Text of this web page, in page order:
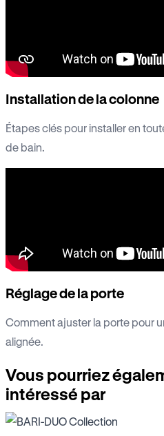
Installation de la colonne
Étapes clés pour installer en
de bain.
Réglage de la porte
Comment ajuster la porte pour
alignée.
Vous pourriez
intéressé par